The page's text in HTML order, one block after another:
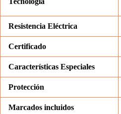
Resistencia Eléctrica
Certificado
Características Especiales
Protección
Marcados incluidos